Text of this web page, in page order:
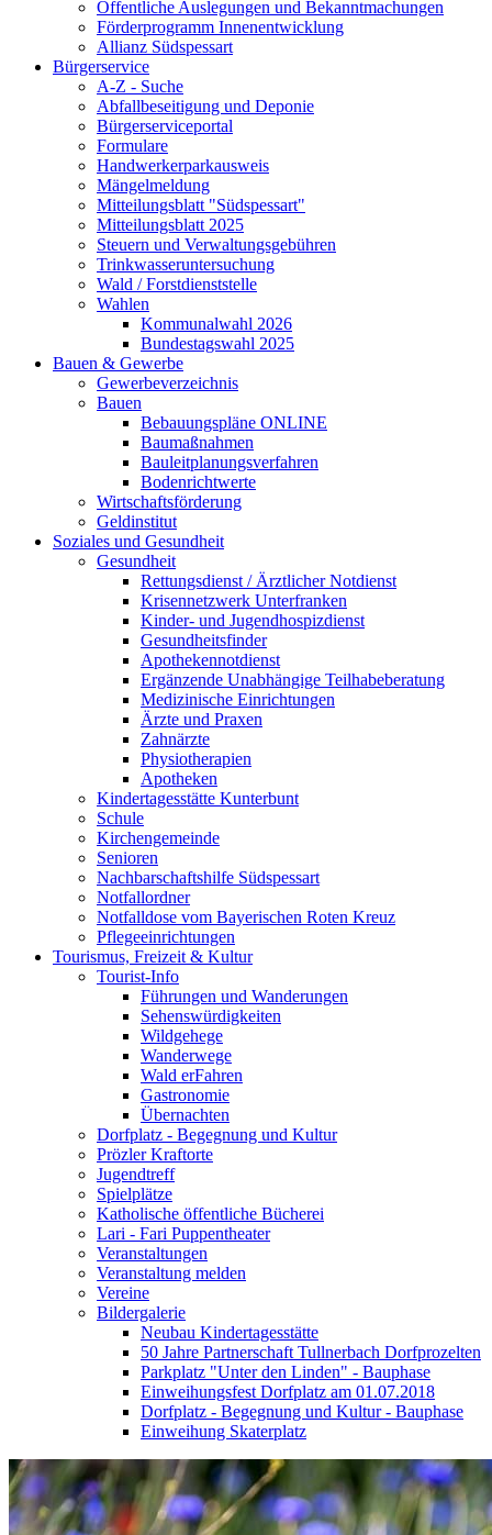
Öffentliche Auslegungen und Bekanntmachungen
Förderprogramm Innenentwicklung
Allianz Südspessart
Bürgerservice
A-Z - Suche
Abfallbeseitigung und Deponie
Bürgerserviceportal
Formulare
Handwerkerparkausweis
Mängelmeldung
Mitteilungsblatt "Südspessart"
Mitteilungsblatt 2025
Steuern und Verwaltungsgebühren
Trinkwasseruntersuchung
Wald / Forstdienststelle
Wahlen
Kommunalwahl 2026
Bundestagswahl 2025
Bauen & Gewerbe
Gewerbeverzeichnis
Bauen
Bebauungspläne ONLINE
Baumaßnahmen
Bauleitplanungsverfahren
Bodenrichtwerte
Wirtschaftsförderung
Geldinstitut
Soziales und Gesundheit
Gesundheit
Rettungsdienst / Ärztlicher Notdienst
Krisennetzwerk Unterfranken
Kinder- und Jugendhospizdienst
Gesundheitsfinder
Apothekennotdienst
Ergänzende Unabhängige Teilhabeberatung
Medizinische Einrichtungen
Ärzte und Praxen
Zahnärzte
Physiotherapien
Apotheken
Kindertagesstätte Kunterbunt
Schule
Kirchengemeinde
Senioren
Nachbarschaftshilfe Südspessart
Notfallordner
Notfalldose vom Bayerischen Roten Kreuz
Pflegeeinrichtungen
Tourismus, Freizeit & Kultur
Tourist-Info
Führungen und Wanderungen
Sehenswürdigkeiten
Wildgehege
Wanderwege
Wald erFahren
Gastronomie
Übernachten
Dorfplatz - Begegnung und Kultur
Prözler Kraftorte
Jugendtreff
Spielplätze
Katholische öffentliche Bücherei
Lari - Fari Puppentheater
Veranstaltungen
Veranstaltung melden
Vereine
Bildergalerie
Neubau Kindertagesstätte
50 Jahre Partnerschaft Tullnerbach Dorfprozelten
Parkplatz "Unter den Linden" - Bauphase
Einweihungsfest Dorfplatz am 01.07.2018
Dorfplatz - Begegnung und Kultur - Bauphase
Einweihung Skaterplatz